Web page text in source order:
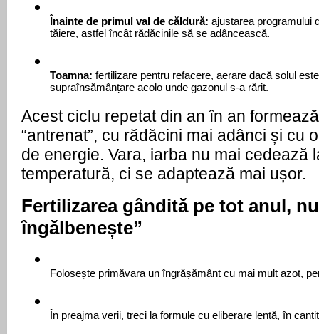
Înainte de primul val de căldură: ajustarea programului
tăiere, astfel încât rădăcinile să se adâncească.
Toamna: fertilizare pentru refacere, aerare dacă solul
supraînsămânțare acolo unde gazonul s-a rărit.
Acest ciclu repetat din an în an
“antrenat”, cu rădăcini mai adânci și cu
de energie. Vara, iarba nu mai cedează
temperatură, ci se adaptează mai ușor.
Fertilizarea gândită pe tot anul,
îngălbenește”
Folosește primăvara un îngrășământ cu mai mult azot,
În preajma verii, treci la formule cu eliberare lentă, în